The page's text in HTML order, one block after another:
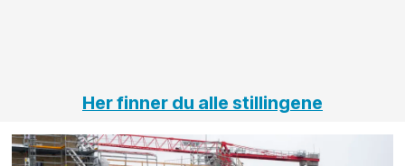
Her finner du alle stillingene